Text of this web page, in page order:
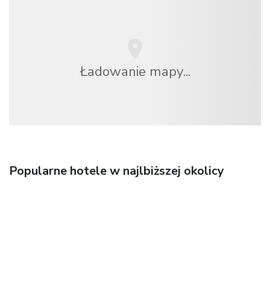
Ładowanie mapy...
Popularne hotele w najlbiższej okolicy